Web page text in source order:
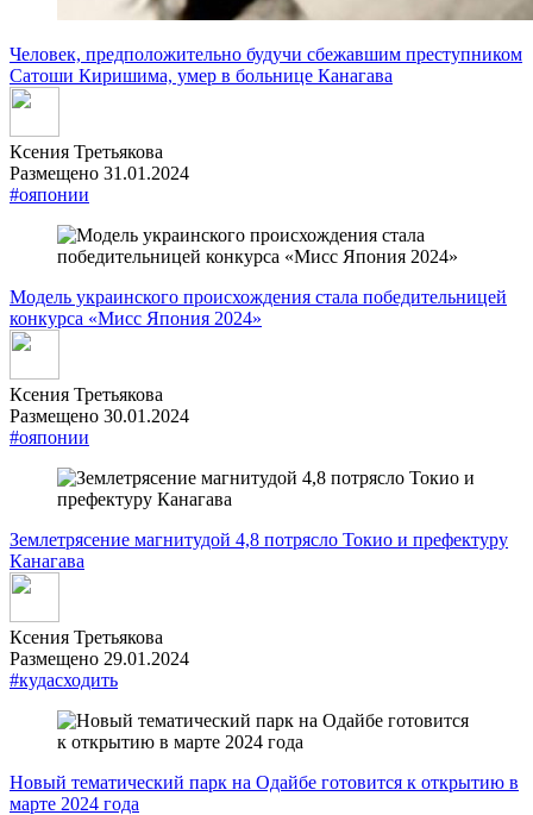
Человек, предположительно будучи сбежавшим преступником
Сатоши Киришима, умер в больнице Канагава
Ксения Третьякова
Размещено 31.01.2024
#ояпонии
Модель украинского происхождения стала победительницей
конкурса «Мисс Япония 2024»
Ксения Третьякова
Размещено 30.01.2024
#ояпонии
Землетрясение магнитудой 4,8 потрясло Токио и префектуру
Канагава
Ксения Третьякова
Размещено 29.01.2024
#кудасходить
Новый тематический парк на Одайбе готовится к открытию в
марте 2024 года